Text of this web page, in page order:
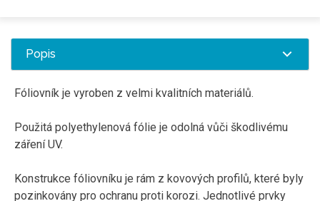
Popis
Fóliovník je vyroben z velmi kvalitních materiálů.
Použitá polyethylenová fólie je odolná vůči škodlivému
záření UV.
Konstrukce fóliovníku je rám z kovových profilů, které byly
pozinkovány pro ochranu proti korozi. Jednotlivé prvky